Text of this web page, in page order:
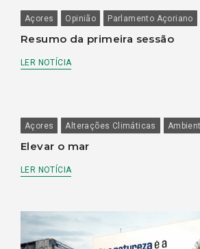
Açores Opinião Parlamento Açoriano
Resumo da primeira sessão
LER NOTÍCIA
Açores Alterações Climáticas
Elevar o mar
LER NOTÍCIA